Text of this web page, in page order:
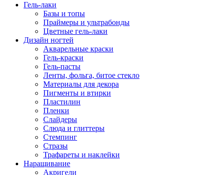
Гель-лаки
Базы и топы
Праймеры и ультрабонды
Цветные гель-лаки
Дизайн ногтей
Акварельные краски
Гель-краски
Гель-пасты
Ленты, фольга, битое стекло
Материалы для декора
Пигменты и втирки
Пластилин
Пленки
Слайдеры
Слюда и глиттеры
Стемпинг
Стразы
Трафареты и наклейки
Наращивание
Акригели